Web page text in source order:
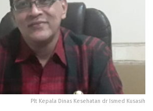
Plt Kepala Dinas Kesehatan dr Ismed Kusasih